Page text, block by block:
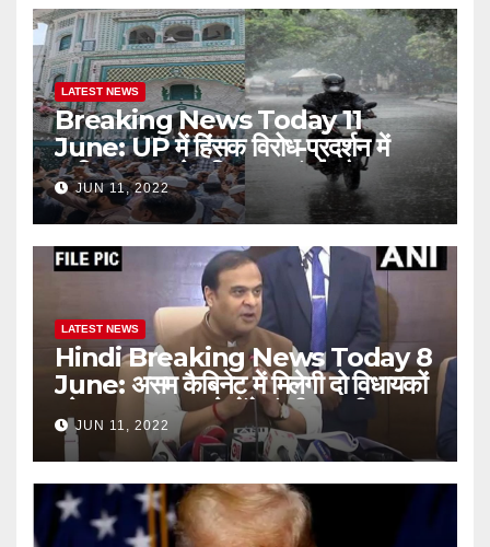
LATEST NEWS
Breaking News Today 11
June: UP में हिंसक विरोध-प्रदर्शन में
शामिल 230 लोग गिरफ्तार, मुंबई और
आसपास के क्षेत्रों में मानसून ने दी दस्तक￼
JUN 11, 2022
LATEST NEWS
Hindi Breaking News Today 8
June: असम कैबिनेट में मिलेगी दो विधायकों
को जगह, 9 जून को लेंगे मंत्री पद की शपथ
￼JUN 11, 2022